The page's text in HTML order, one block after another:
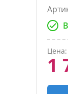
Цена:
1